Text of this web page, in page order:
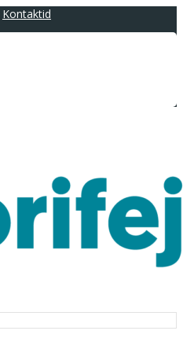
Kontaktid